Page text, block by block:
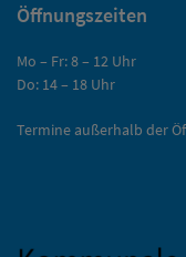
Öffnungszeiten
Mo – Fr: 8 – 12 Uhr
Do: 14 – 18 Uhr
Termine außerhalb der